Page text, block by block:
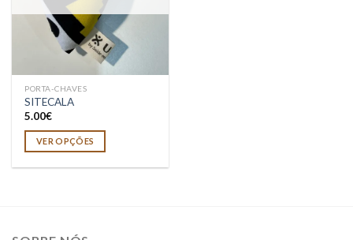
PORTA-CHAVES
SITECALA
5.00€
VER OPÇÕES